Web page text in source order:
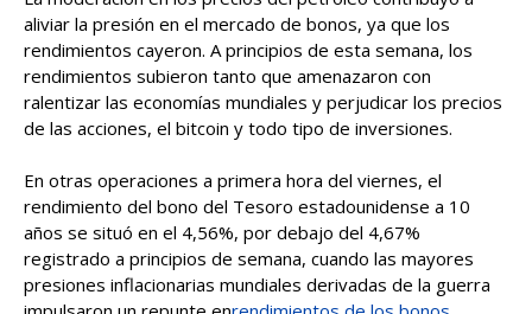
aliviar la presión en el mercado de bonos, ya que los
rendimientos cayeron. A principios de esta semana, los
rendimientos subieron tanto que amenazaron con
ralentizar las economías mundiales y perjudicar los precios
de las acciones, el bitcoin y todo tipo de inversiones.
En otras operaciones a primera hora del viernes, el
rendimiento del bono del Tesoro estadounidense a 10
años se situó en el 4,56%, por debajo del 4,67%
registrado a principios de semana, cuando las mayores
presiones inflacionarias mundiales derivadas de la guerra